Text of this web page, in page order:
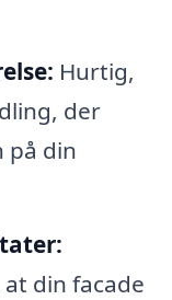
Hurtig,
der
på din
din facade